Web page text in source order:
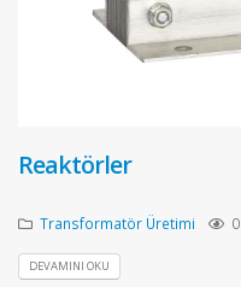
Reaktörler
Transformatör Üretimi 0
DEVAMINI OKU